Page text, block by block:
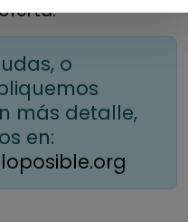
o
más detalle,
en: